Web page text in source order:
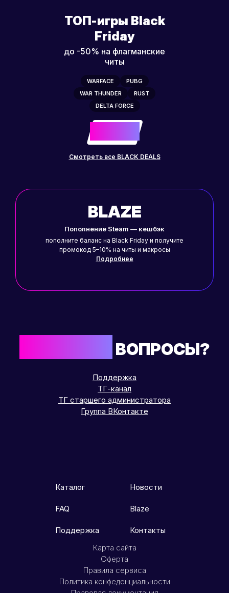
ТОП-игры Black
Friday
до -50% на флагманские
читы
WARFACE
PUBG
WAR THUNDER
RUST
DELTA FORCE
до
Смотреть все BLACK DEALS
BLAZE
Пополнение Steam — кешбэк
пополните баланс на Black Friday и получите
промокод 5–10% на читы и макросы
Подробнее
ВОПРОСЫ?
Поддержка
ТГ-канал
ТГ старшего администратора
Группа ВКонтакте
Каталог Новости
FAQ Blaze
Поддержка
Контакты
Карта сайта
Оферта
Правила сервиса
Политика конфеденциальности